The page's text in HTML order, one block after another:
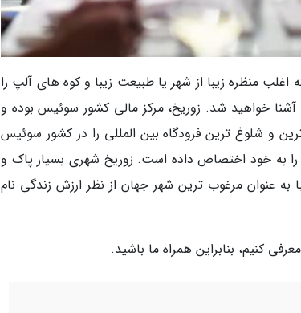
منظره زیبا از شهر یا طبیعت زیبا و کوه های آلپ را
خواهید شد. زوریخ، مرکز مالی کشور سوئیس بوده و
و شلوغ ترین فرودگاه بین المللی را در کشور سوئیس
به خود اختصاص داده است. زوریخ شهری بسیار پاک و
به عنوان مرغوب ترین شهر جهان از نظر ارزش زندگی نام